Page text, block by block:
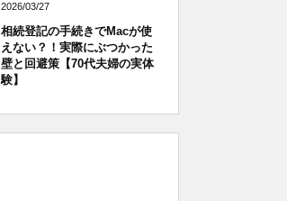
2026/03/27
相続登記の手続きでMacが使
えない？！実際にぶつかった
壁と回避策【70代夫婦の実体
験】